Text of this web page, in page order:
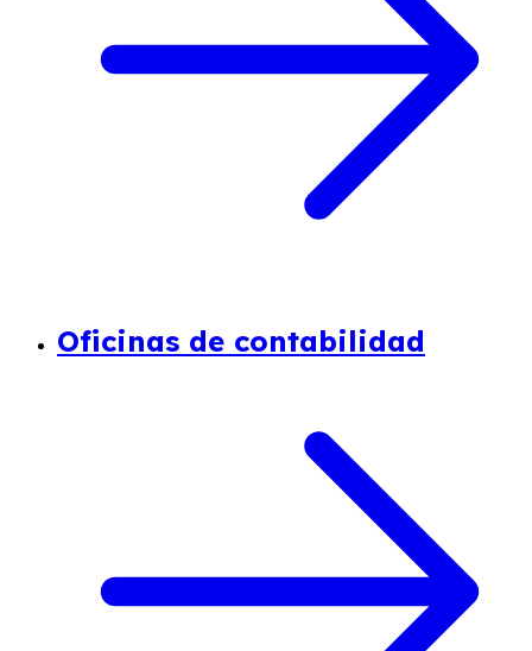
Oficinas de contabilidad